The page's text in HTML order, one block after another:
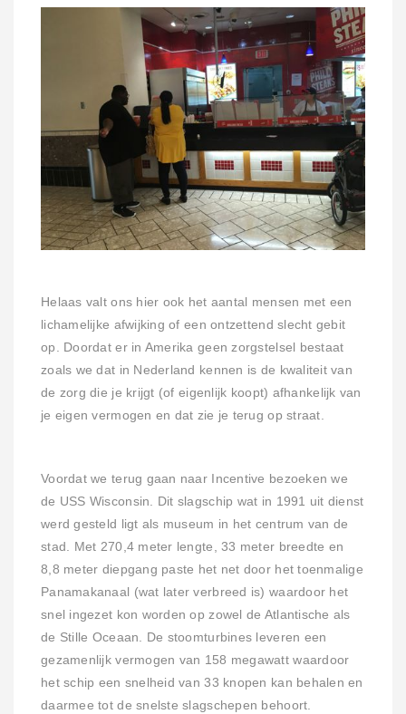
Helaas valt ons hier ook het aantal mensen met een
lichamelijke afwijking of een ontzettend slecht gebit
op. Doordat er in Amerika geen zorgstelsel bestaat
zoals we dat in Nederland kennen is de kwaliteit van
de zorg die je krijgt (of eigenlijk koopt) afhankelijk van
je eigen vermogen en dat zie je terug op straat.
Voordat we terug gaan naar Incentive bezoeken we
de USS Wisconsin. Dit slagschip wat in 1991 uit dienst
werd gesteld ligt als museum in het centrum van de
stad. Met 270,4 meter lengte, 33 meter breedte en
8,8 meter diepgang paste het net door het toenmalige
Panamakanaal (wat later verbreed is) waardoor het
snel ingezet kon worden op zowel de Atlantische als
de Stille Oceaan. De stoomturbines leveren een
gezamenlijk vermogen van 158 megawatt waardoor
het schip een snelheid van 33 knopen kan behalen en
daarmee tot de snelste slagschepen behoort.